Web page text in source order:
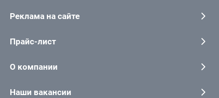
Реклама на сайте
Прайс-лист
О компании
Наши вакансии